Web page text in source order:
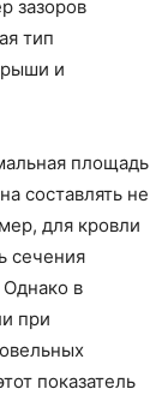
зазоров
тип
и
площадь
составлять не
для кровли
сечения
в
при
показатель